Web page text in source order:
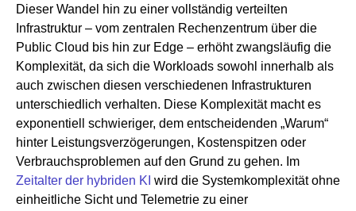
Dieser Wandel hin zu einer vollständig verteilten
Infrastruktur – vom zentralen Rechenzentrum über die
Public Cloud bis hin zur Edge – erhöht zwangsläufig die
Komplexität, da sich die Workloads sowohl innerhalb als
auch zwischen diesen verschiedenen Infrastrukturen
unterschiedlich verhalten. Diese Komplexität macht es
exponentiell schwieriger, dem entscheidenden „Warum“
hinter Leistungsverzögerungen, Kostenspitzen oder
Verbrauchsproblemen auf den Grund zu gehen. Im
Zeitalter der hybriden KI wird die Systemkomplexität ohne
einheitliche Sicht und Telemetrie zu einer